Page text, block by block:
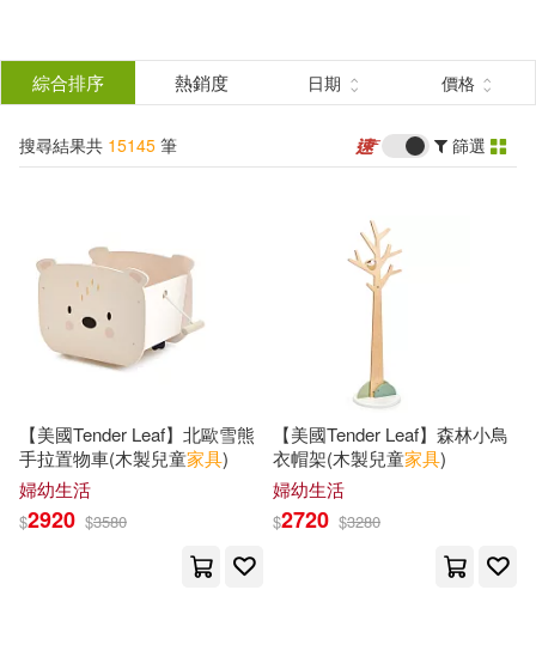
結
分類 (單選)
所有商品(15145) 圖書(4485)
美妝(5) 服飾(1)
家居生活(8803)
家電(2) 保健(1)
設計文具(53) 無印良品(494)
(可複選)
井上まい(145)
Popular Classic Modern Style(80)
綜合排序 熱銷度 日期 價格
搜尋結果共 15145 筆 篩選
【美國Tender Leaf】北歐雪熊
手拉置物車(木製兒童家具)
婦幼生活
$2920 $3580
【美國Tender Leaf】森林小鳥
衣帽架(木製兒童家具)
婦幼生活
$2720 $3280